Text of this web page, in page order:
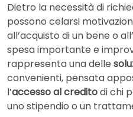
Dietro la necessità di
possono celarsi
all’acquisto di un bene o
spesa importante e
rappresenta una delle
convenienti, pensata
l’accesso al creditodi chi
uno stipendio o un